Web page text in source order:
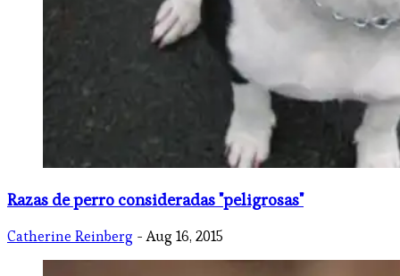
Razas de perro consideradas "peligrosas"
Catherine Reinberg - Aug 16, 2015